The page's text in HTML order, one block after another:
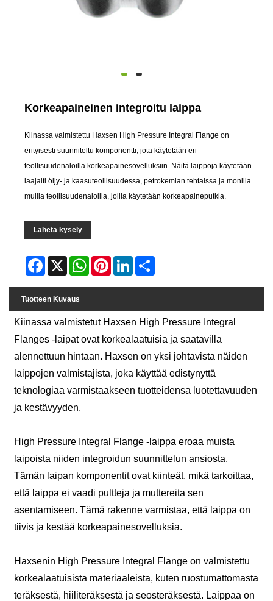
Korkeapaineinen integroitu laippa
Kiinassa valmistettu Haxsen High Pressure Integral Flange on
erityisesti suunniteltu komponentti, jota käytetään eri
teollisuudenaloilla korkeapainesovelluksiin. Näitä laippoja käytetään
laajalti öljy- ja kaasuteollisuudessa, petrokemian tehtaissa ja monilla
muilla teollisuudenaloilla, joilla käytetään korkeapaineputkia.
Lähetä kysely
Facebook WhatsAppPinterestLinkedIn
Tuotteen Kuvaus
Kiinassa valmistetut Haxsen High Pressure Integral
Flanges -laipat ovat korkealaatuisia ja saatavilla
alennettuun hintaan. Haxsen on yksi johtavista näiden
laippojen valmistajista, joka käyttää edistynyttä
teknologiaa varmistaakseen tuotteidensa luotettavuuden
ja kestävyyden.
High Pressure Integral Flange -laippa eroaa muista
laipoista niiden integroidun suunnittelun ansiosta.
Tämän laipan komponentit ovat kiinteät, mikä tarkoittaa,
että laippa ei vaadi pultteja ja muttereita sen
asentamiseen. Tämä rakenne varmistaa, että laippa on
tiivis ja kestää korkeapainesovelluksia.
Haxsenin High Pressure Integral Flange on valmistettu
korkealaatuisista materiaaleista, kuten ruostumattomasta
teräksestä, hiiliteräksestä ja seosteräksestä. Laippaa on